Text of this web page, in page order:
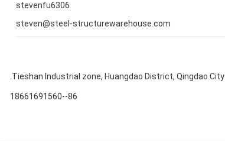
stevenfu6306
steven@steel-structurewarehouse.com
Tieshan Industrial zone, Huangdao District, Qingdao City.
86--18661691560